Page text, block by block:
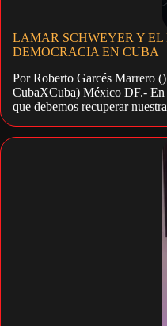
LAMAR SCHWEYER Y
DEMOCRACIA EN CUBA
Por Roberto Garcés Marrero
CubaXCuba) México DF.-
que debemos recuperar